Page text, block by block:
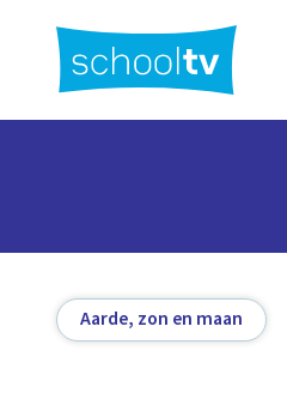
hoofdinhoud
Aarde, zon en maan